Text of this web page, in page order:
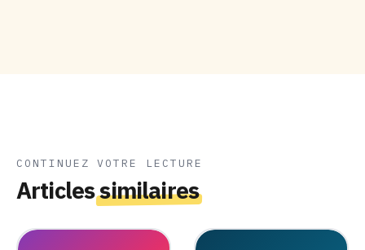
CONTINUEZ VOTRE LECTURE
Articlessimilaires